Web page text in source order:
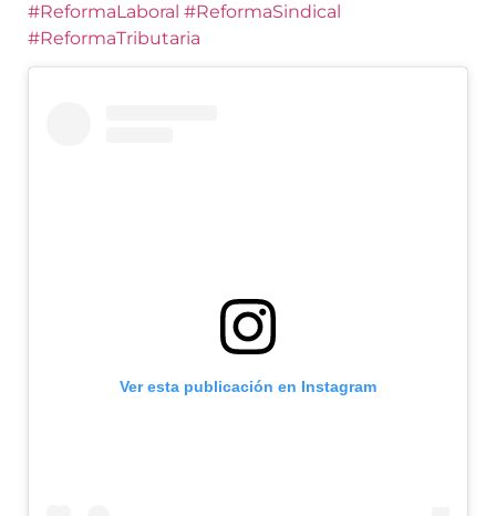
#ReformaLaboral #ReformaSindical
#ReformaTributaria
Ver esta publicación en Instagram